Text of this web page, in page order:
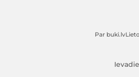
Par buki.lv